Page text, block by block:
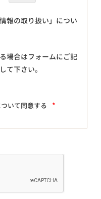
報の取り扱い」につい
場合はフォームにご記
て下さい。
いて同意する *